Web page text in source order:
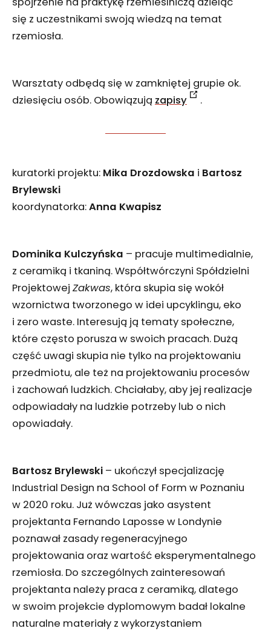
się z uczestnikami swoją wiedzą na temat
rzemiosła.
Warsztaty odbędą się w zamkniętej grupie ok.
dziesięciu osób. Obowiązują zapisy .
kuratorki projektu: Mika Drozdowska i Bartosz
Brylewski
koordynatorka:Anna Kwapisz
Dominika Kulczyńska – pracuje multimedialnie,
z ceramiką i tkaniną. Współtwórczyni Spółdzielni
Projektowej Zakwas, która skupia się wokół
wzornictwa tworzonego w idei upcyklingu, eko
i zero waste. Interesują ją tematy społeczne,
które często porusza w swoich pracach. Dużą
część uwagi skupia nie tylko na projektowaniu
przedmiotu, ale też na projektowaniu procesów
i zachowań ludzkich. Chciałaby, aby jej realizacje
odpowiadały na ludzkie potrzeby lub o nich
opowiadały.
Bartosz Brylewski – ukończył specjalizację
Industrial Design na School of Form w Poznaniu
w 2020 roku. Już wówczas jako asystent
projektanta Fernando Laposse w Londynie
poznawał zasady regeneracyjnego
projektowania oraz wartość eksperymentalnego
rzemiosła. Do szczególnych zainteresowań
projektanta należy praca z ceramiką, dlatego
w swoim projekcie dyplomowym badał lokalne
naturalne materiały z wykorzystaniem